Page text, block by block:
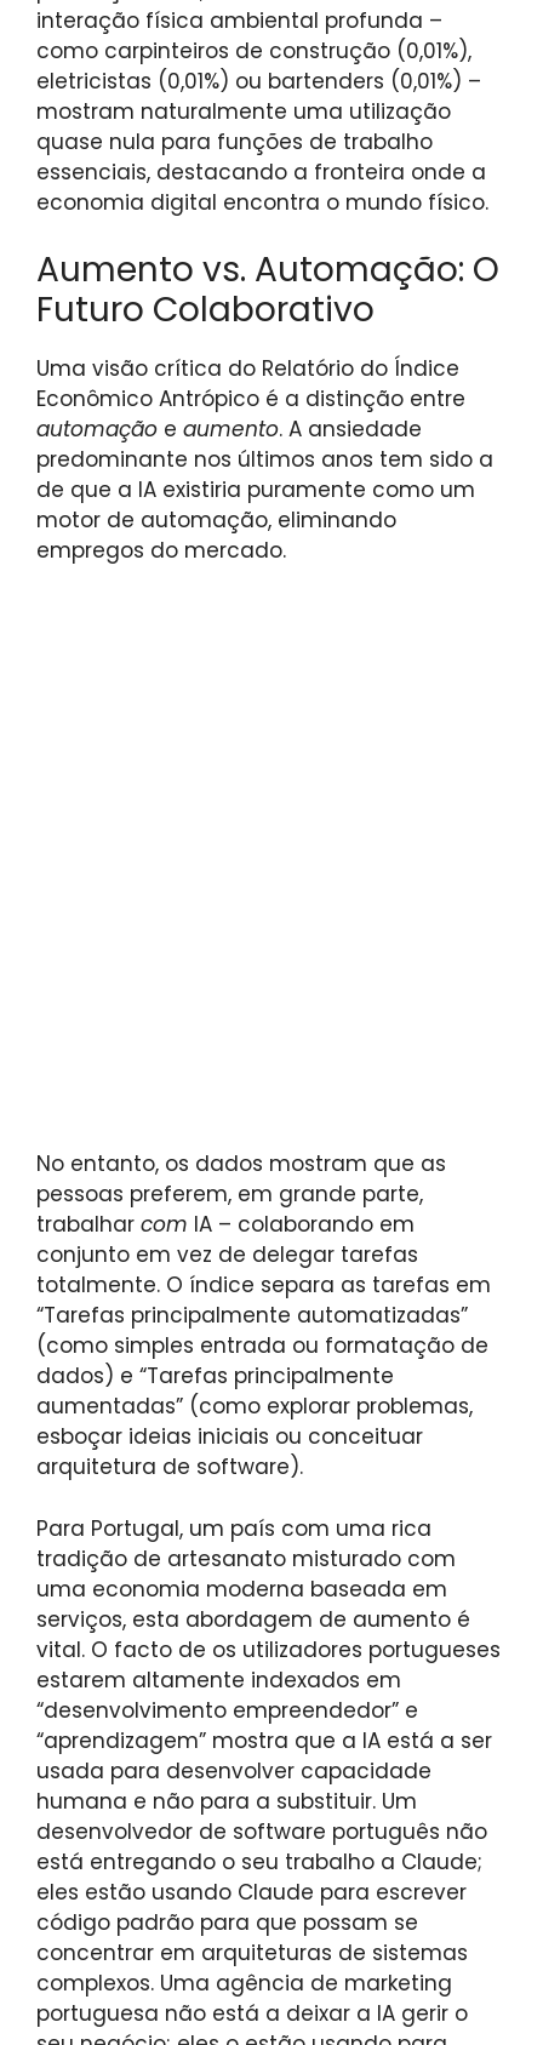
interação física ambiental profunda –
como carpinteiros de construção (0,01%),
eletricistas (0,01%) ou bartenders (0,01%) –
mostram naturalmente uma utilização
quase nula para funções de trabalho
essenciais, destacando a fronteira onde a
economia digital encontra o mundo físico.
Aumento vs. Automação: O
Futuro Colaborativo
Uma visão crítica do Relatório do Índice
Econômico Antrópico é a distinção entre
automação e aumento. A ansiedade
predominante nos últimos anos tem sido a
de que a IA existiria puramente como um
motor de automação, eliminando
empregos do mercado.
No entanto, os dados mostram que as
pessoas preferem, em grande parte,
trabalhar com IA – colaborando em
conjunto em vez de delegar tarefas
totalmente. O índice separa as tarefas em
“Tarefas principalmente automatizadas”
(como simples entrada ou formatação de
dados) e “Tarefas principalmente
aumentadas” (como explorar problemas,
esboçar ideias iniciais ou conceituar
arquitetura de software).
Para Portugal, um país com uma rica
tradição de artesanato misturado com
uma economia moderna baseada em
serviços, esta abordagem de aumento é
vital. O facto de os utilizadores portugueses
estarem altamente indexados em
“desenvolvimento empreendedor” e
“aprendizagem” mostra que a IA está a ser
usada para desenvolver capacidade
humana e não para a substituir. Um
desenvolvedor de software português não
está entregando o seu trabalho a Claude;
eles estão usando Claude para escrever
código padrão para que possam se
concentrar em arquiteturas de sistemas
complexos. Uma agência de marketing
portuguesa não está a deixar a IA gerir o